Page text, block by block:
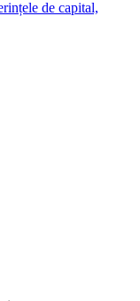
de capital,